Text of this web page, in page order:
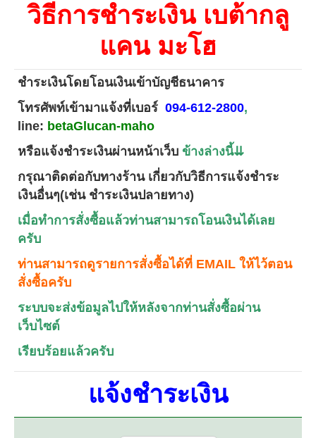
วิธีการชำระเงิน เบต้ากลู
แคน มะโฮ
ชำระเงินโดยโอนเงินเข้าบัญชีธนาคาร
โทรศัพท์เข้ามาแจ้งที่เบอร์ 094-612-2800,
line: betaGlucan-maho
หรือแจ้งชำระเงินผ่านหน้าเว็บ ข้างล่างนี้⇊
กรุณาติดต่อกับทางร้าน เกี่ยวกับวิธีการแจ้งชำระ
เงินอื่นๆ(เช่น ชำระเงินปลายทาง)
เมื่อทำการสั่งซื้อแล้วท่านสามารถโอนเงินได้เลย
ครับ
ท่านสามารถดูรายการสั่งซื้อได้ที่ EMAIL ให้ไว้ตอน
สั่งซื้อครับ
ระบบจะส่งข้อมูลไปให้หลังจากท่านสั่งซื้อผ่าน
เว็บไซต์
เรียบร้อยแล้วครับ
แจ้งชำระเงิน